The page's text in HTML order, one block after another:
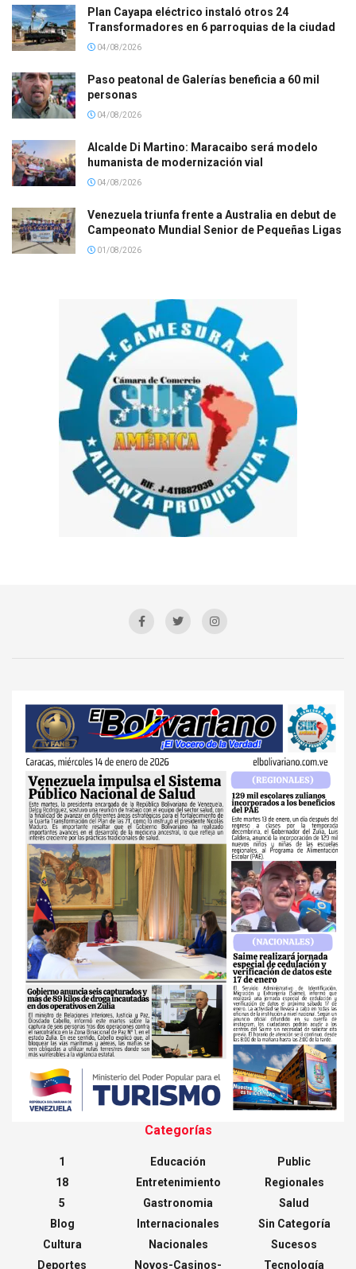
Plan Cayapa eléctrico instaló otros 24
Transformadores en 6 parroquias de la ciudad
04/08/2026
Paso peatonal de Galerías beneficia a 60 mil
personas
04/08/2026
Alcalde Di Martino: Maracaibo será modelo
humanista de modernización vial
04/08/2026
Venezuela triunfa frente a Australia en debut de
Campeonato Mundial Senior de Pequeñas Ligas
01/08/2026
Categorías
1
18
5
Blog
Cultura
Deportes
Educación
Entretenimiento
Gastronomia
Internacionales
Nacionales
Novos-Casinos-
Public
Regionales
Salud
Sin Categoría
Sucesos
Tecnología